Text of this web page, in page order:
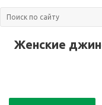
Женские